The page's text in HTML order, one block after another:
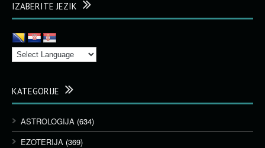
IZABERITE JEZIK
KATEGORIJE
ASTROLOGIJA (634)
EZOTERIJA (369)